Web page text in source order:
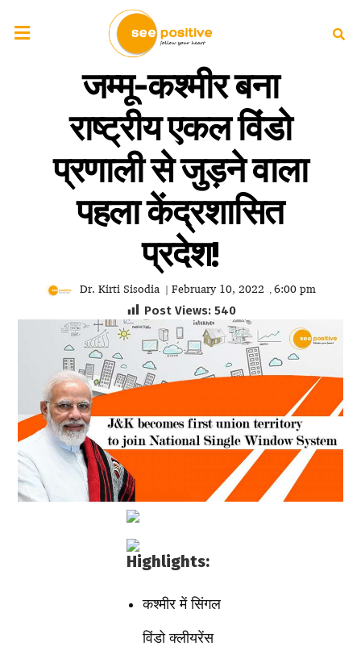
जम्मू-कश्मीर बना
राष्ट्रीय एकल विंडो
प्रणाली से जुड़ने वाला
पहला केंद्रशासित
प्रदेश!
Dr. Kirti Sisodia | February 10, 2022 , 6:00 pm
Post Views: 540
Highlights:
कश्मीर में सिंगल
विंडो क्लीयरेंस